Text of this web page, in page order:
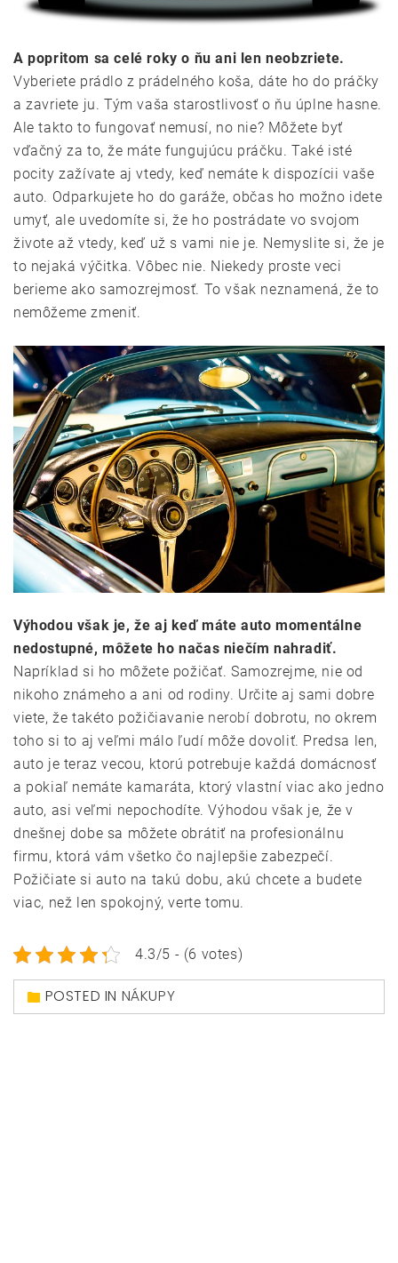
A popritom sa celé roky o ňu ani len neobzriete.
Vyberiete prádlo z prádelného koša, dáte ho do práčky
a zavriete ju. Tým vaša starostlivosť o ňu úplne hasne.
Ale takto to fungovať nemusí, no nie? Môžete byť
vďačný za to, že máte fungujúcu práčku. Také isté
pocity zažívate aj vtedy, keď nemáte k dispozícii vaše
auto. Odparkujete ho do garáže, občas ho možno idete
umyť, ale uvedomíte si, že ho postrádate vo svojom
živote až vtedy, keď už s vami nie je. Nemyslite si, že je
to nejaká výčitka. Vôbec nie. Niekedy proste veci
berieme ako samozrejmosť. To však neznamená, že to
nemôžeme zmeniť.
Výhodou však je, že aj keď máte auto momentálne
nedostupné, môžete ho načas niečím nahradiť.
Napríklad si ho môžete požičať. Samozrejme, nie od
nikoho známeho a ani od rodiny. Určite aj sami dobre
viete, že takéto požičiavanie nerobí dobrotu, no okrem
toho si to aj veľmi málo ľudí môže dovoliť. Predsa len,
auto je teraz vecou, ktorú potrebuje každá domácnosť
a pokiaľ nemáte kamaráta, ktorý vlastní viac ako jedno
auto, asi veľmi nepochodíte. Výhodou však je, že v
dnešnej dobe sa môžete obrátiť na profesionálnu
firmu, ktorá vám všetko čo najlepšie zabezpečí.
Požičiate si auto na takú dobu, akú chcete a budete
viac, než len spokojný, verte tomu.
4.3/5 - (6 votes)
POSTED IN NÁKUPY